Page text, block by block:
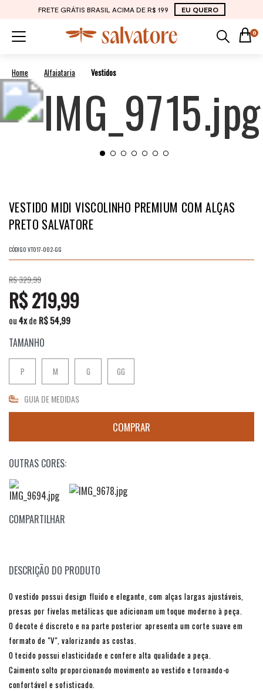
FRETE GRÁTIS BRASIL ACIMA DE R$ 199 EU QUERO
0
Alfaiataria Vestidos
VESTIDO MIDI VISCOLINHO PREMIUM COM ALÇAS
PRETO SALVATORE
CÓDIGO VT017-002-GG
R$ 329,99
R$ 219,99
ou4xde R$ 54,99
TAMANHO
P M G GG
GUIA DE MEDIDAS
OUTRAS CORES:
COMPARTILHAR
DESCRIÇÃO DO PRODUTO
O vestido possui design fluido e elegante, com alças largas ajustáveis,
presas por fivelas metálicas que adicionam um toque moderno à peça.
O decote é discreto e na parte posterior apresenta um corte suave em
formato de "V", valorizando as costas.
O tecido possui elasticidade e confere alta qualidade a peça.
Caimento solto proporcionando movimento ao vestido e tornando-o
confortável e sofisticado.